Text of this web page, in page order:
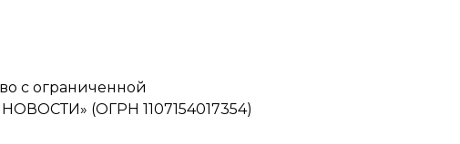
с ограниченной
(ОГРН 1107154017354)